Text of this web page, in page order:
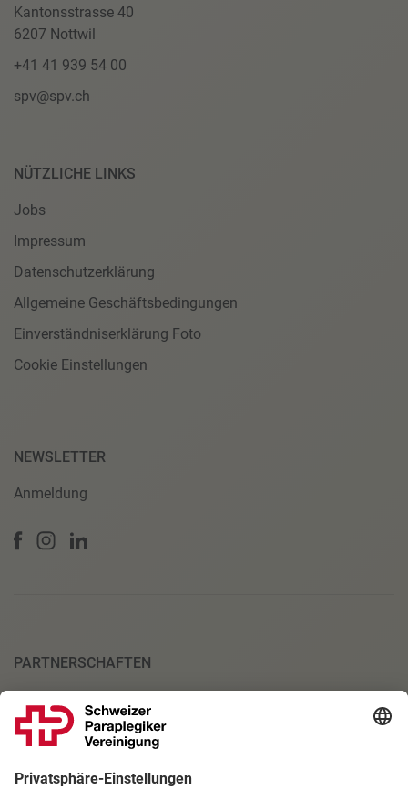
Kantonsstrasse 40
6207 Nottwil
+41 41 939 54 00
spv@spv.ch
NÜTZLICHE LINKS
Jobs
Impressum
Datenschutzerklärung
Allgemeine Geschäftsbedingungen
Einverständniserklärung Foto
Cookie Einstellungen
NEWSLETTER
Anmeldung
PARTNERSCHAFTEN